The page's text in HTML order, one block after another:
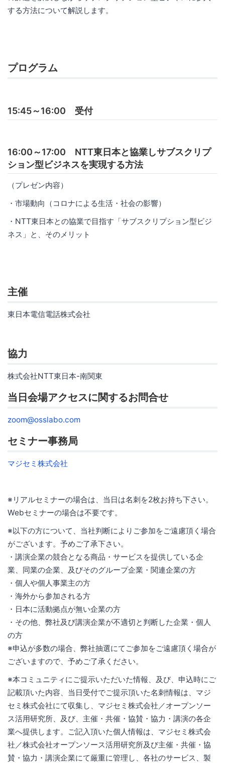
する方法について解説します。
プログラム
15:45～16:00 受付
16:00～17:00 NTT東日本と協業しサブスクリプ
ション型ビジネスを実現する方法
（プレゼン内容）
・市場動向（コロナによる生活・社会の影響）
・NTT東日本との協業で目指す「サブスクリプション型ビジ
ネス」と、そのメリット
主催
東日本電信電話株式会社
協力
株式会社NTT東日本-南関東
当日会場アクセスに関するお問合せ
zoom@osslabo.com
セミナー事務局
マジセミ株式会社
※リアルセミナーの場合は、当日は名刺を2枚お持ち下さい。
Webセミナーの場合は不要です。
※以下の方について、当社判断によりご参加をご遠慮頂く場合
がございます。予めご了承下さい。
・講演企業の競合となる商品・サービスを提供している企
業、同業の企業、及びそのグループ企業・関連企業の方
・個人や個人事業主の方
・海外から参加される方
・日本に活動拠点が無い企業の方
・その他、弊社及び講演企業が不適切と判断した企業・個人
の方
※申込が多数の場合、弊社抽選にてご参加をご遠慮頂く場合が
ございますので、予めご了承ください。
※本コミュニティにご提示いただいた情報、及び、申込時にご
記載頂いた内容、当日受付でご提示頂いた名刺情報は、マジ
セミ株式会社にて収集し、マジセミ株式会社／オープンソー
ス活用研究所、及び、主催・共催・協賛・協力・講演の各企
業へ提供します。ご記入頂いた個人情報は、マジセミ株式会
社／株式会社オープンソース活用研究所及び主催・共催・協
賛・協力・講演企業にて厳重に管理し、各社のサービス、製